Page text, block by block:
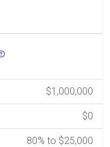
$1,000,000
$0
80% to $25,000